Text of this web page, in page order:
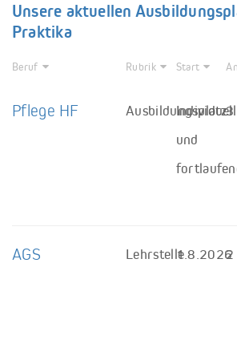
Unsere aktuellen
Praktika
Beruf Rubrik Start
Pflege HF Ausbildungsplatz
Individuell
und
3
AGS Lehrstelle1.8.2026
2